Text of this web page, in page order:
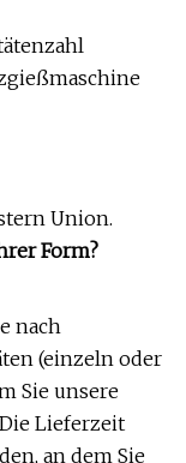
Union.
Form?
nach
(einzeln oder
Sie unsere
Lieferzeit
an dem Sie